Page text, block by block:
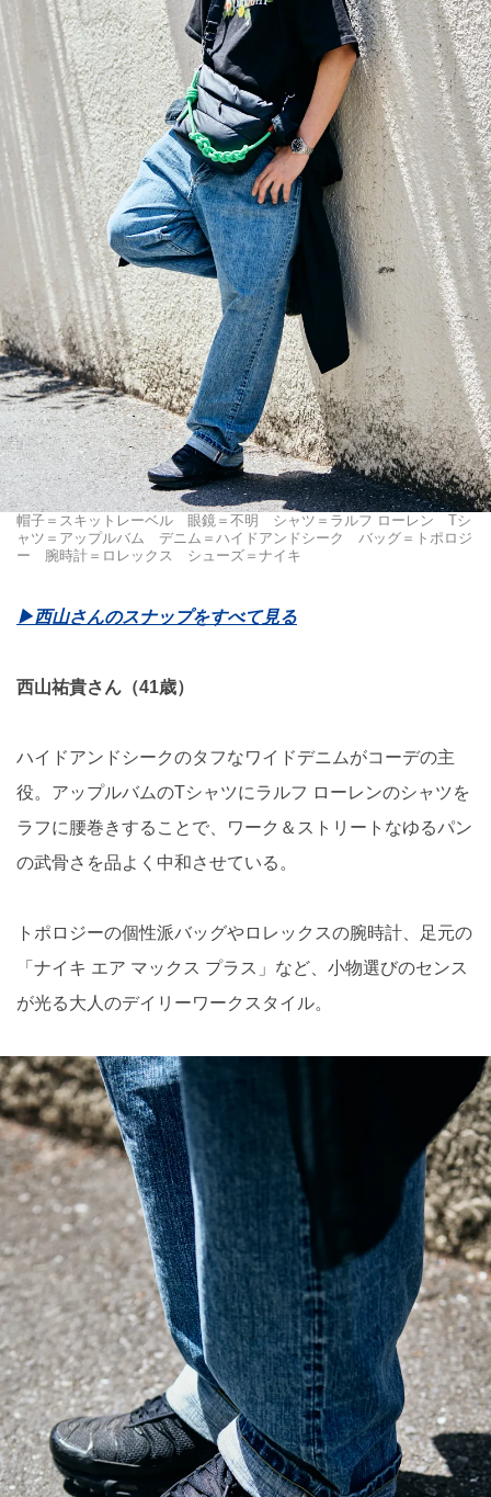
帽子＝スキットレーベル 眼鏡＝不明 シャツ＝ラルフ ローレン Tシ
ャツ＝アップルバム デニム＝ハイドアンドシーク バッグ＝トポロジ
ー 腕時計＝ロレックス シューズ＝ナイキ
▶西山さんのスナップをすべて見る
西山祐貴さん（41歳）
ハイドアンドシークのタフなワイドデニムがコーデの主
役。アップルバムのTシャツにラルフ ローレンのシャツを
ラフに腰巻きすることで、ワーク＆ストリートなゆるパン
の武骨さを品よく中和させている。
トポロジーの個性派バッグやロレックスの腕時計、足元の
「ナイキ エア マックス プラス」など、小物選びのセンス
が光る大人のデイリーワークスタイル。